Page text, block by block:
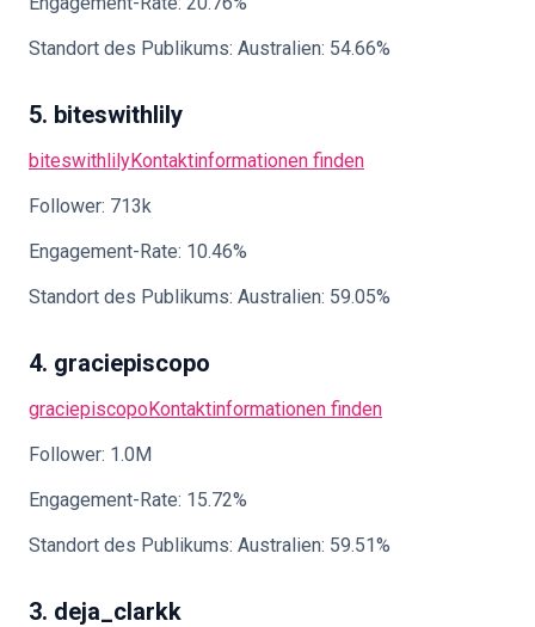
Standort des Publikums: Australien: 54.66%
5. biteswithlily
biteswithlilyKontaktinformationen finden
Follower: 713k
Engagement-Rate: 10.46%
Standort des Publikums: Australien: 59.05%
4. graciepiscopo
graciepiscopoKontaktinformationen finden
Follower: 1.0M
Engagement-Rate: 15.72%
Standort des Publikums: Australien: 59.51%
3. deja_clarkk